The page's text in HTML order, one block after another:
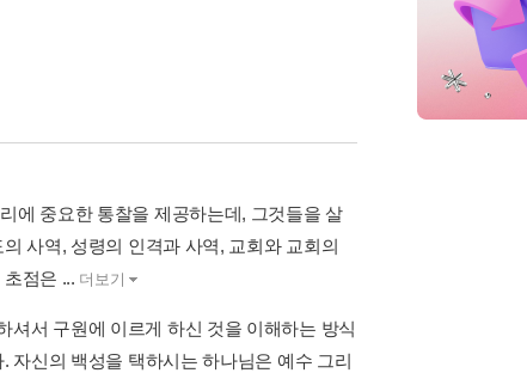
에 중요한 통찰을 제공하는데, 그것들을 살
사역, 성령의 인격과 사역, 교회와 교회의
점은 ... 더보기
셔서 구원에 이르게 하신 것을 이해하는 방식
자신의 백성을 택하시는 하나님은 예수 그리